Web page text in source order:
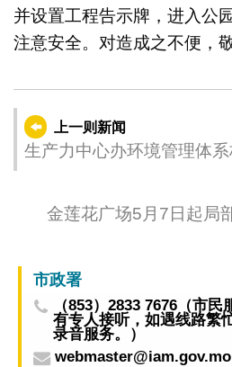
并设置工程告示牌，进入公
注意安全。对造成之不便，
上一则新闻
生产力中心办环境管理体
金莲花广场5月7日起局
市政署
（853）2833 7676（市
有专人接听，如遇线路繁
录音服务。）
webmaster@iam.gov.mo